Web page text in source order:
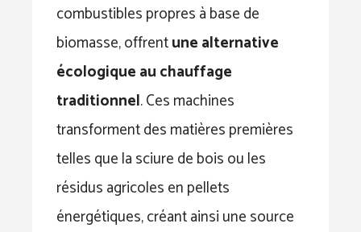
combustibles propres à base de
biomasse, offrentune alternative
écologique au chauffage
traditionnel. Ces machines
transforment des matières premières
telles que la sciure de bois ou les
résidus agricoles en pellets
énergétiques, créant ainsi une source